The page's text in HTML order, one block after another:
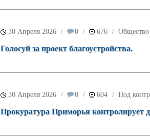
30 Апреля 2026 / 0 / 676 / Общество
Голосуй за проект благоустройства.
30 Апреля 2026 / 0 / 604 / Под
Прокуратура Приморья контролирует